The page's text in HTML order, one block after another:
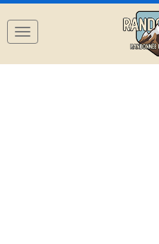
Navigation